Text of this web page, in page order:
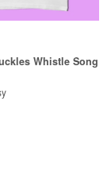
Whistle Song